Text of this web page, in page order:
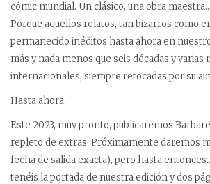
cómic mundial. Un clásico, una obra
Porque aquellos relatos, tan bizarros como
permanecido inéditos hasta ahora en
más y nada menos que seis décadas y varias
internacionales, siempre retocadas por su
Hasta ahora.
Este 2023, muy pronto, publicaremos
repleto de extras. Próximamente daremos
fecha de salida exacta), pero hasta
tenéis la portada de nuestra edición y dos